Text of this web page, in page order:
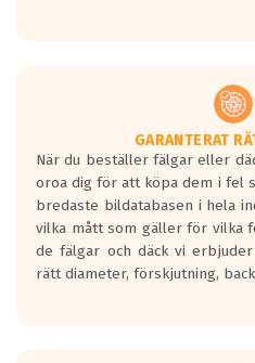
Vid körning i över 50km/h
rullmotståndets ljud överträffa
motorljudet.
På däckmärkningen kommer
en symbol av ett däck med
bullernivå markeras med
medans de vita vågorna
ett tyst däck.
GARANTERAT
När du beställer fälgar eller
oroa dig för att köpa dem i fel
bredaste bildatabasen i hela
vilka mått som gäller för vilka
de fälgar och däck vi
rätt diameter, förskjutning,